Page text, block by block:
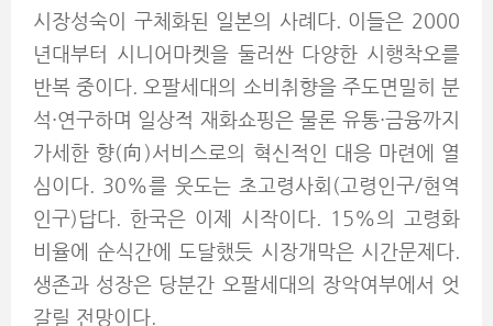
시장성숙이 구체화된 일본의 사례다. 이들은 2000
년대부터 시니어마켓을 둘러싼 다양한 시행착오를
반복 중이다. 오팔세대의 소비취향을 주도면밀히 분
석·연구하며 일상적 재화쇼핑은 물론 유통·금융까지
가세한 향(向)서비스로의 혁신적인 대응 마련에 열
심이다. 30%를 웃도는 초고령사회(고령인구/현역
인구)답다. 한국은 이제 시작이다. 15%의 고령화
비율에 순식간에 도달했듯 시장개막은 시간문제다.
생존과 성장은 당분간 오팔세대의 장악여부에서 엇
갈릴 전망이다.